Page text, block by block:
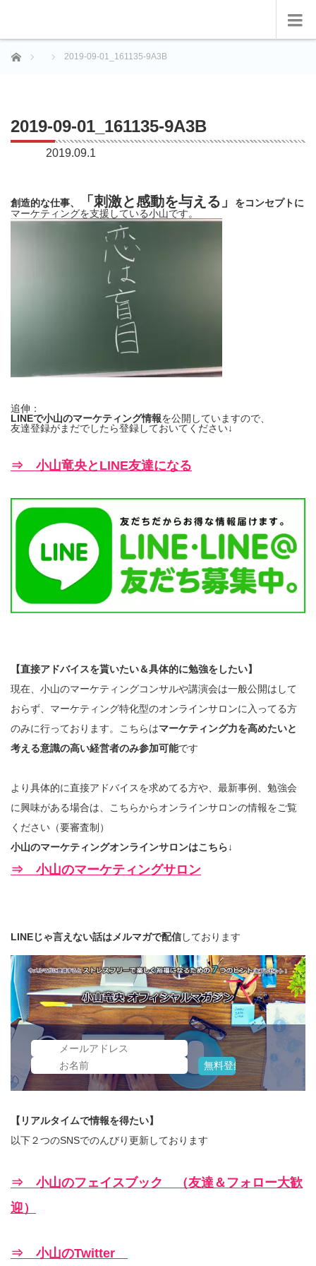
ホーム 2019-09-01_161135-9A3B
2019-09-01_161135-9A3B
2019.09.1
創造的な仕事、 「刺激と感動を与える」
をコンセプトに
マーケティングを支援している小山です。
追伸：
LINEで小山のマーケティング情報を公開していますので、
友達登録がまだでしたら登録しておいてください↓
⇒ 小山竜央とLINE友達になる
【直接アドバイスを貰いたい＆具体的に勉強をしたい】
現在、小山のマーケティングコンサルや講演会は一般公開はして
おらず、マーケティング特化型のオンラインサロンに入ってる方
のみに行っております。こちらはマーケティング力を高めたいと
考える意識の高い経営者のみ参加可能です
より具体的に直接アドバイスを求めてる方や、最新事例、勉強会
に興味がある場合は、こちらからオンラインサロンの情報をご覧
ください（要審査制）
小山のマーケティングオンラインサロンはこちら↓
⇒ 小山のマーケティングサロン
LINEじゃ言えない話はメルマガで配信しております
【リアルタイムで情報を得たい】
以下２つのSNSでのんびり更新しております
⇒ 小山のフェイスブック （友達＆フォロー大歓
迎）
⇒ 小山のTwitter